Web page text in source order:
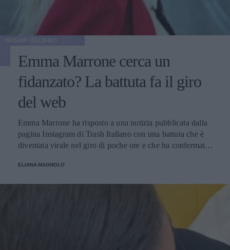
Emma Marrone cerca un
fidanzato? La battuta fa il giro
del web
Emma Marrone ha risposto a una notizia pubblicata dalla
pagina Instagram di Trash Italiano con una battuta che è
diventata virale nel giro di poche ore e che ha confermato
una caratteristica tra le più apprezzate dai suoi fan.
ELIANA MAGNOLO